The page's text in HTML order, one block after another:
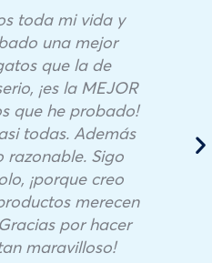
toda mi vida y
una mejor
que la de
¡es la MEJOR
que he probado!
todas. Además
razonable. Sigo
¡porque creo
merecen
por hacer
maravilloso!